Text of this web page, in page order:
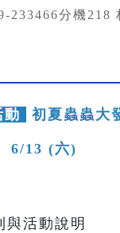
233466分機218
動 初夏蟲蟲大
6/13 (六)
活動說明